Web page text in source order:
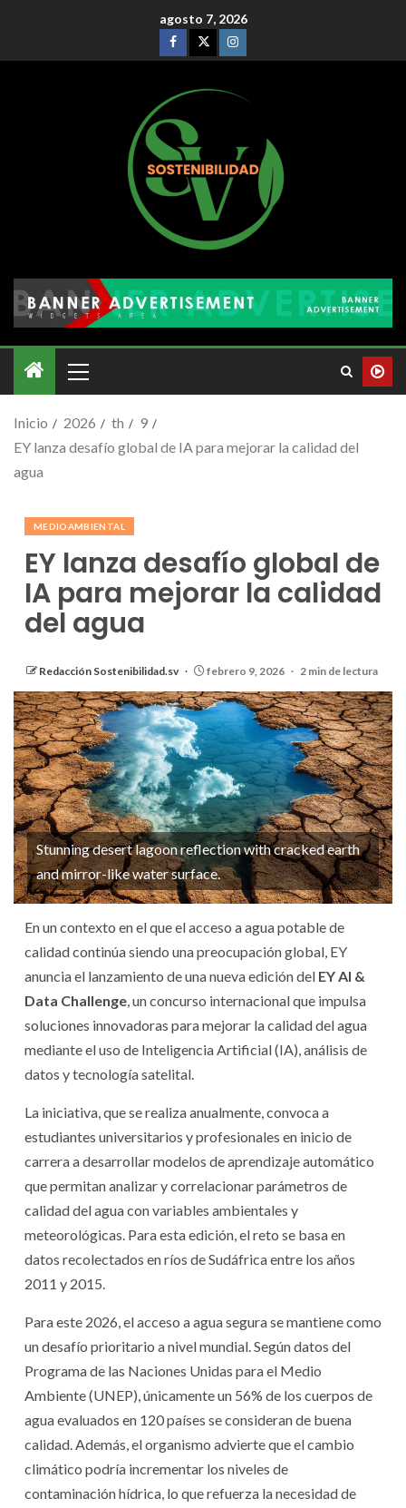
agosto 7, 2026
Inicio 2026 th
9
EY lanza desafío global de IA para mejorar la calidad del
agua
MEDIOAMBIENTAL
EY lanza desafío global de
IA para mejorar la calidad
del agua
Redacción Sostenibilidad.sv febrero 9, 2026 2 min de lectura
Stunning desert lagoon reflection with cracked earth
and mirror-like water surface.
En un contexto en el que el acceso a agua potable de
calidad continúa siendo una preocupación global, EY
anuncia el lanzamiento de una nueva edición del EY AI &
Data Challenge, un concurso internacional que impulsa
soluciones innovadoras para mejorar la calidad del agua
mediante el uso de Inteligencia Artificial (IA), análisis de
datos y tecnología satelital.
La iniciativa, que se realiza anualmente, convoca a
estudiantes universitarios y profesionales en inicio de
carrera a desarrollar modelos de aprendizaje automático
que permitan analizar y correlacionar parámetros de
calidad del agua con variables ambientales y
meteorológicas. Para esta edición, el reto se basa en
datos recolectados en ríos de Sudáfrica entre los años
2011 y 2015.
Para este 2026, el acceso a agua segura se mantiene como
un desafío prioritario a nivel mundial. Según datos del
Programa de las Naciones Unidas para el Medio
Ambiente (UNEP), únicamente un 56% de los cuerpos de
agua evaluados en 120 países se consideran de buena
calidad. Además, el organismo advierte que el cambio
climático podría incrementar los niveles de
contaminación hídrica, lo que refuerza la necesidad de